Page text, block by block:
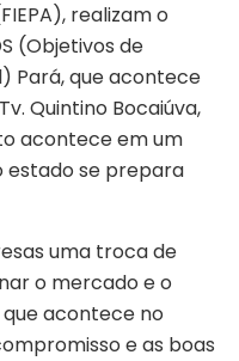
realizam o
(Objetivos de
Pará, que acontece
Quintino Bocaiúva,
acontece em um
estado se prepara
uma troca de
o mercado e o
acontece no
e as boas